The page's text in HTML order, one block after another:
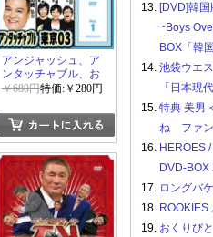
アンジャッシュ、ア
ンタッチャブル、お
ぎやはぎ、東京03、
the others in バカヂカ
ラ No.1+2
￥680円特価:￥280円
13. [DVD]韓
~Boys
BOX「韓
14. 池袋ウエ
「日本現
15. 特典 美男
ね ファン
16. HEROES
DVD-BOX
17. ロングバ
18. ROOKIES
19. おくりびと